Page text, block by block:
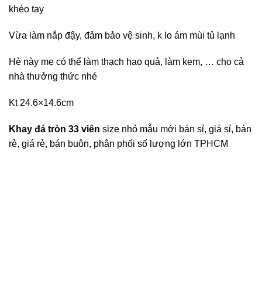
khéo tay
Vừa làm nắp đậy, đảm bảo vệ sinh, k lo ám mùi tủ lạnh
Hè này mẹ có thể làm thạch hao quả, làm kem, … cho cả
nhà thưởng thức nhé
Kt 24.6×14.6cm
Khay đá tròn 33 viên size nhỏ mẫu mới bán sỉ, giá sỉ, bán
rẻ, giá rẻ, bán buôn, phân phối số lượng lớn TPHCM